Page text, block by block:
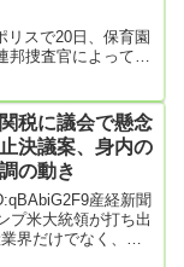
スで20日、保育園
捜査官によって拘
更新:1/23(金) 9:48
I...
税に議会で懸念
決議案、身内の
の動き
産経新聞
プ米大統領が打ち出
界だけでなく、連